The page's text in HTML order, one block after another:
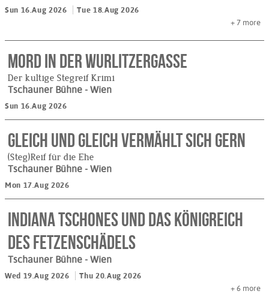
Sun 16.Aug 2026
Tue 18.Aug 2026
+ 7 more
MORD IN DER WURLITZERGASSE
Der kultige Stegreif Krimi
Tschauner Bühne - Wien
Sun 16.Aug 2026
GLEICH UND GLEICH VERMÄHLT SICH GERN
(Steg)Reif für die Ehe
Tschauner Bühne - Wien
Mon 17.Aug 2026
INDIANA TSCHONES und das Königreich
des Fetzenschädels
Tschauner Bühne - Wien
Wed 19.Aug 2026
Thu 20.Aug 2026
+ 6 more